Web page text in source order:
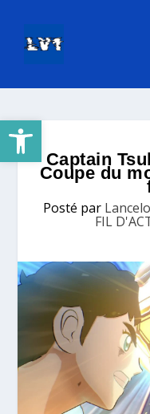
Ouvrir la barre d’outils
Captain
Coupe du
Posté par
FIL